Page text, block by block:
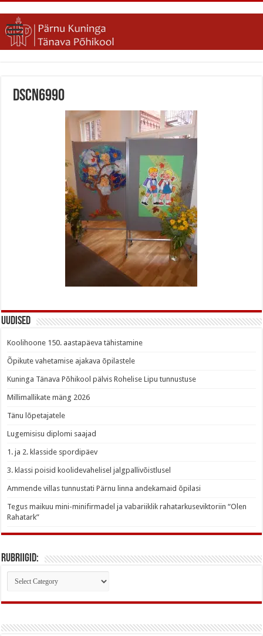
DSCN6990
Uudised
Koolihoone 150. aastapäeva tähistamine
Õpikute vahetamise ajakava õpilastele
Kuninga Tänava Põhikool pälvis Rohelise Lipu tunnustuse
Millimallikate mäng 2026
Tänu lõpetajatele
Lugemisisu diplomi saajad
1. ja 2. klasside spordipäev
3. klassi poisid koolidevahelisel jalgpallivõistlusel
Ammende villas tunnustati Pärnu linna andekamaid õpilasi
Tegus maikuu mini-minifirmadel ja vabariiklik rahatarkuseviktoriin “Olen
Rahatark”
Rubriigid:
Rubriigid: